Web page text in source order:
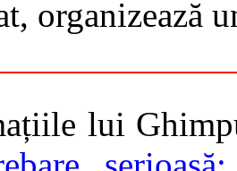
organizează
lui